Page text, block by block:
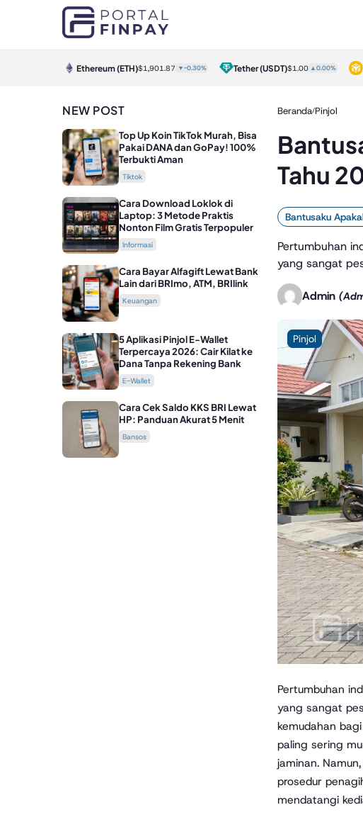
Ethereum(ETH)$1,901.87 ▼-0.30% Tether(USDT)$1.00 ▲0.00%
NEW POST
Top Up Koin TikTok Murah, Bisa
Pakai DANA dan GoPay! 100%
Terbukti Aman
Tiktok
Cara Download Loklok di
Laptop: 3 Metode Praktis
Nonton Film Gratis Terpopuler
Informasi
Cara Bayar Alfagift Lewat Bank
Lain dari BRImo, ATM, BRIlink
Keuangan
5 Aplikasi Pinjol E-Wallet
Terpercaya 2026: Cair Kilat ke
Dana Tanpa Rekening Bank
E-Wallet
Cara Cek Saldo KKS BRI Lewat
HP: Panduan Akurat 5 Menit
Bansos
Beranda/Pinjol
Tahu
Bantusaku
Pertumbuhan
yang sangat
Admin
Pinjol
Pertumbuhan
yang sangat
kemudahan
paling sering
jaminan.
prosedur
mendatangi